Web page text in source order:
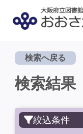
検索へ戻る
検索結果
絞込条件